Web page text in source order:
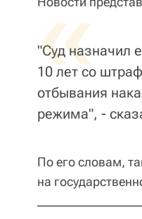
«
"Суд назначил
10 лет со
отбывания
режима", -
По его словам,
на